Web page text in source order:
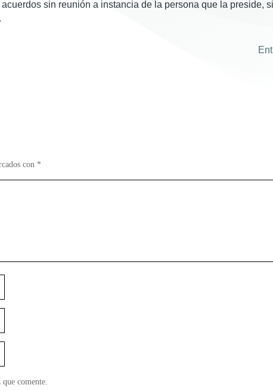
sin reunión a instancia de la persona que la preside,
con *
comente.